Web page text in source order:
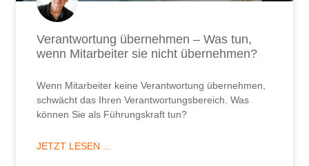
Verantwortung übernehmen – Was tun,
wenn Mitarbeiter sie nicht übernehmen?
Wenn Mitarbeiter keine Verantwortung übernehmen,
schwächt das Ihren Verantwortungsbereich. Was
können Sie als Führungskraft tun?
JETZT LESEN ...